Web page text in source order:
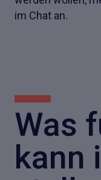
im Chat an.
Was
kann